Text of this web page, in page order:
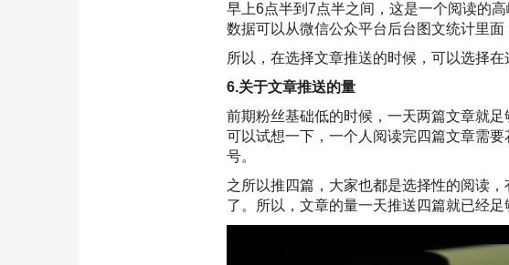
早上6点半到7点半之间，这是一个阅读的
数据可以从微信公众平台后台图文统计里面
所以，在选择文章推送的时候，可以选择在
6.关于文章推送的量
前期粉丝基础低的时候，一天两篇文章就
可以试想一下，一个人阅读完四篇文章需
号。
之所以推四篇，大家也都是选择性的阅读
了。所以，文章的量一天推送四篇就已经足